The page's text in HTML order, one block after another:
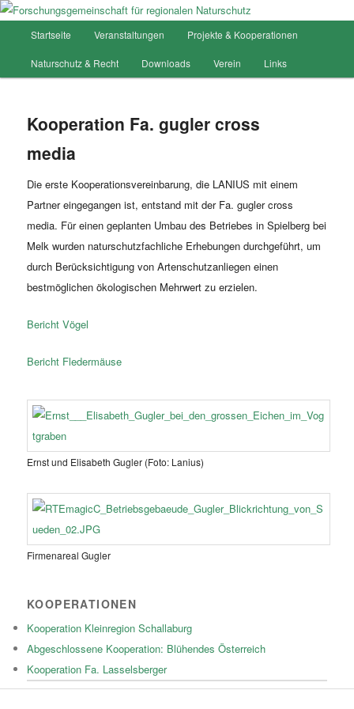
Forschungsgemeinschaft für
Hauptmenü
Zum
Inhalt
Startseite Veranstaltungen Projekte & Kooperationen
Naturschutz & Recht Downloads Verein Links
Kooperation Fa. gugler cross
media
Die erste Kooperationsvereinbarung, die LANIUS mit einem
Partner eingegangen ist, entstand mit der Fa. gugler cross
media. Für einen geplanten Umbau des Betriebes in Spielberg bei
Melk wurden naturschutzfachliche Erhebungen durchgeführt, um
durch Berücksichtigung von Artenschutzanliegen einen
bestmöglichen ökologischen Mehrwert zu erzielen.
Bericht Vögel
Bericht Fledermäuse
Ernst und Elisabeth Gugler (Foto: Lanius)
Firmenareal Gugler
KOOPERATIONEN
Kooperation Kleinregion Schallaburg
Abgeschlossene Kooperation: Blühendes Österreich
Kooperation Fa. Lasselsberger